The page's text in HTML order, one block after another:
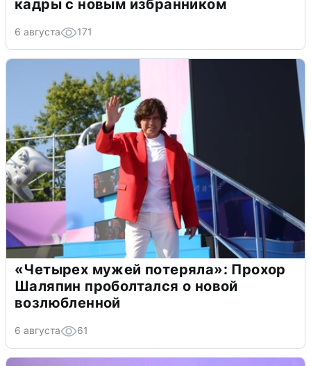
кадры с новым избранником
6 августа 171
«Четырех мужей потеряла»: Прохор
Шаляпин проболтался о новой
возлюбленной
6 августа 61